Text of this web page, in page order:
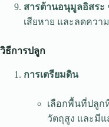
สารต้านอนุมูลอิสระ
เสียหาย และลดควา
วิธีการปลูก
การเตรียมดิน
เลือกพื้นที่ปลูก
วัตถุสูง และมีแ